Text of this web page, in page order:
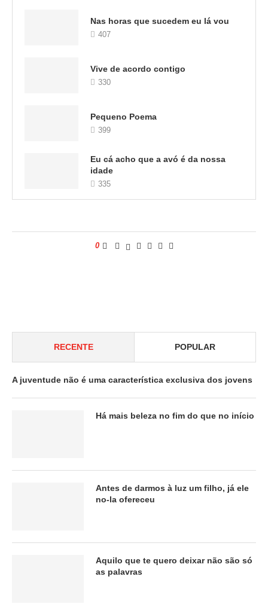
Nas horas que sucedem eu lá vou
407
Vive de acordo contigo
330
Pequeno Poema
399
Eu cá acho que a avó é da nossa
idade
335
0
RECENTE POPULAR
A juventude não é uma característica exclusiva dos jovens
Há mais beleza no fim do que no início
Antes de darmos à luz um filho, já ele
no-la ofereceu
Aquilo que te quero deixar não são só
as palavras